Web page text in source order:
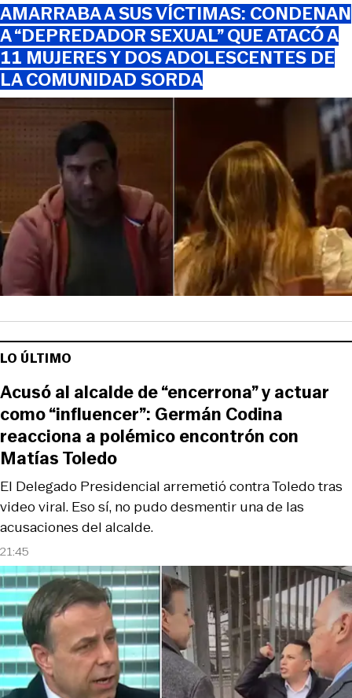
AMARRABA A SUS VÍCTIMAS: CONDENAN
A “DEPREDADOR SEXUAL” QUE ATACÓ A
11 MUJERES Y DOS ADOLESCENTES DE
LA COMUNIDAD SORDA
LO ÚLTIMO
21:45
El Delegado Presidencial arremetió contra Toledo tras
video viral. Eso sí, no pudo desmentir una de las
acusaciones del alcalde.
Acusó al alcalde de “encerrona” y actuar
como “influencer”: Germán Codina
reacciona a polémico encontrón con
Matías Toledo